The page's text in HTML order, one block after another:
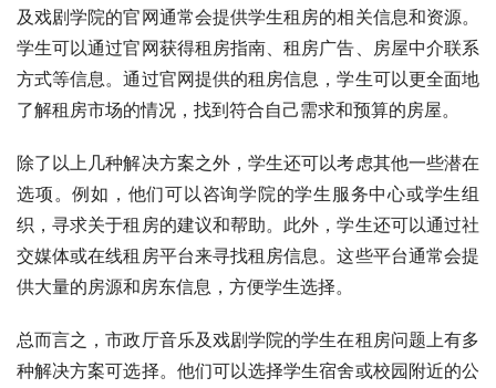
及戏剧学院的官网通常会提供学生租房的相关信息和资源。
学生可以通过官网获得租房指南、租房广告、房屋中介联系
方式等信息。通过官网提供的租房信息，学生可以更全面地
了解租房市场的情况，找到符合自己需求和预算的房屋。
除了以上几种解决方案之外，学生还可以考虑其他一些潜在
选项。例如，他们可以咨询学院的学生服务中心或学生组
织，寻求关于租房的建议和帮助。此外，学生还可以通过社
交媒体或在线租房平台来寻找租房信息。这些平台通常会提
供大量的房源和房东信息，方便学生选择。
总而言之，市政厅音乐及戏剧学院的学生在租房问题上有多
种解决方案可选择。他们可以选择学生宿舍或校园附近的公